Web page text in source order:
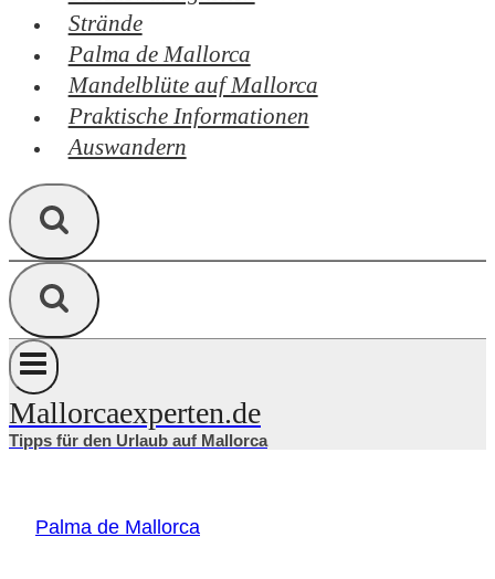
Strände
Palma de Mallorca
Mandelblüte auf Mallorca
Praktische Informationen
Auswandern
Mallorcaexperten.de
Tipps für den Urlaub auf Mallorca
Palma de Mallorca